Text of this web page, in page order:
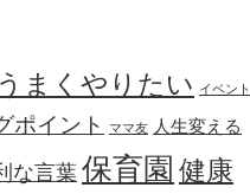
うまくやりたい イベント
ポイント ママ友 人生変える
な言葉保育園健康